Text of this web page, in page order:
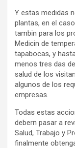
Y estas medidas
plantas, en el
tambin para los
Medicin de
tapabocas, y
menos tres das
salud de los
algunos de los
empresas.
Todas estas
debern pasar a
Salud, Trabajo y
finalmente